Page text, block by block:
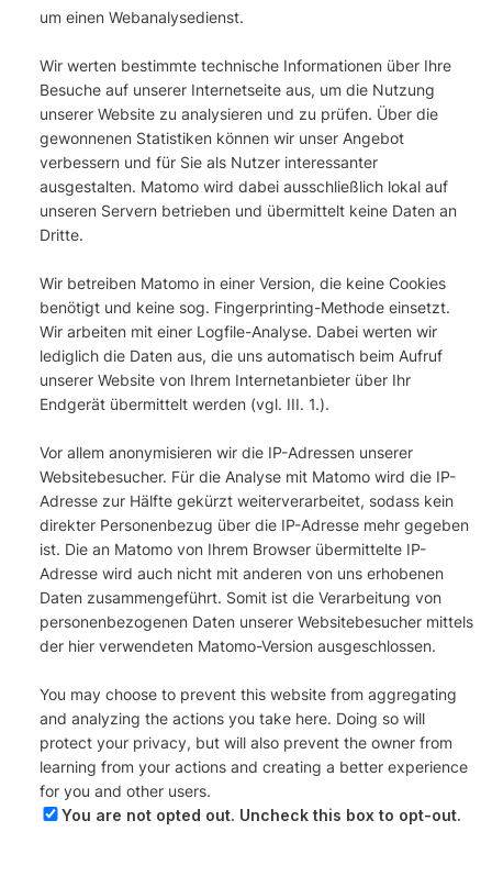
um einen Webanalysedienst.
Wir werten bestimmte technische Informationen über Ihre
Besuche auf unserer Internetseite aus, um die Nutzung
unserer Website zu analysieren und zu prüfen. Über die
gewonnenen Statistiken können wir unser Angebot
verbessern und für Sie als Nutzer interessanter
ausgestalten. Matomo wird dabei ausschließlich lokal auf
unseren Servern betrieben und übermittelt keine Daten an
Dritte.
Wir betreiben Matomo in einer Version, die keine Cookies
benötigt und keine sog. Fingerprinting-Methode einsetzt.
Wir arbeiten mit einer Logfile-Analyse. Dabei werten wir
lediglich die Daten aus, die uns automatisch beim Aufruf
unserer Website von Ihrem Internetanbieter über Ihr
Endgerät übermittelt werden (vgl. III. 1.).
Vor allem anonymisieren wir die IP-Adressen unserer
Websitebesucher. Für die Analyse mit Matomo wird die IP-
Adresse zur Hälfte gekürzt weiterverarbeitet, sodass kein
direkter Personenbezug über die IP-Adresse mehr gegeben
ist. Die an Matomo von Ihrem Browser übermittelte IP-
Adresse wird auch nicht mit anderen von uns erhobenen
Daten zusammengeführt. Somit ist die Verarbeitung von
personenbezogenen Daten unserer Websitebesucher mittels
der hier verwendeten Matomo-Version ausgeschlossen.
You may choose to prevent this website from aggregating
and analyzing the actions you take here. Doing so will
protect your privacy, but will also prevent the owner from
learning from your actions and creating a better experience
for you and other users.
You are not opted out. Uncheck this box to opt-out.